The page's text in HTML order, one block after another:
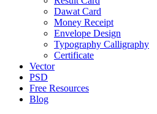
Dawat Card
Money Receipt
Envelope Design
Typography Calligraphy
Certificate
Vector
PSD
Free Resources
Blog